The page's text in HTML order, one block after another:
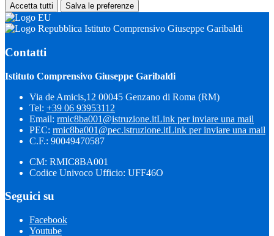
Accetta tutti Salva le preferenze
Istituto Comprensivo Giuseppe Garibaldi
Contatti
Istituto Comprensivo Giuseppe Garibaldi
Via de Amicis,12 00045 Genzano di Roma (RM)
Tel: +39 06 93953112
Email: rmic8ba001@istruzione.itLink per inviare una mail
PEC: rmic8ba001@pec.istruzione.itLink per inviare una mail
C.F.: 90049470587
CM: RMIC8BA001
Codice Univoco Ufficio: UFF46O
Seguici su
Facebook
Youtube